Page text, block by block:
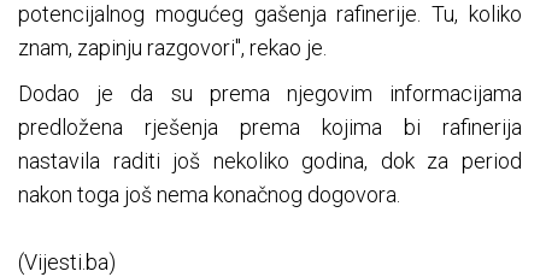
potencijalnog mogućeg gašenja rafinerije. Tu, koliko
znam, zapinju razgovori", rekao je.
Dodao je da su prema njegovim informacijama
predložena rješenja prema kojima bi rafinerija
nastavila raditi još nekoliko godina, dok za period
nakon toga još nema konačnog dogovora.
(Vijesti.ba)